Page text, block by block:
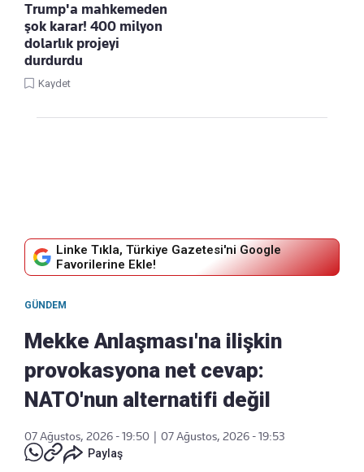
Trump'a mahkemeden
şok karar! 400 milyon
dolarlık projeyi
durdurdu
Kaydet
Linke Tıkla, Türkiye Gazetesi'ni Google
Favorilerine Ekle!
GÜNDEM
Mekke Anlaşması'na ilişkin
provokasyona net cevap:
NATO'nun alternatifi değil
07 Ağustos, 2026 - 19:50
07 Ağustos, 2026 - 19:53
Paylaş